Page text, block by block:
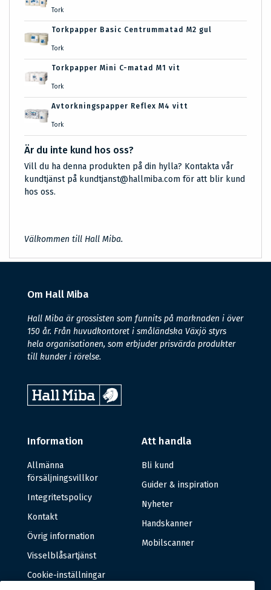
Tork
Torkpapper Basic Centrummatad M2 gul
Tork
Torkpapper Mini C-matad M1 vit
Tork
Avtorkningspapper Reflex M4 vitt
Tork
Är du inte kund hos oss?
Vill du ha denna produkten på din hylla? Kontakta vår
kundtjänst på kundtjanst@hallmiba.com för att blir kund
hos oss.
Välkommen till Hall Miba.
Om Hall Miba
Hall Miba är grossisten som funnits på marknaden i över
150 år. Från huvudkontoret i småländska Växjö styrs
hela organisationen, som erbjuder prisvärda produkter
till kunder i rörelse.
Information
Allmänna
försäljningsvillkor
Integritetspolicy
Kontakt
Övrig information
Visselblåsartjänst
Cookie-inställningar
Att handla
Bli kund
Guider & inspiration
Nyheter
Handskanner
Mobilscanner